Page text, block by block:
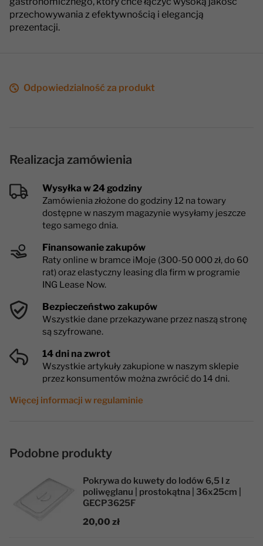
przechowywania z efektywnością i elegancją
prezentacji.
Odpowiedzialność za produkt
Realizacja zamówienia
Wysyłka w 24 godziny
Zamówienia złożone do godziny 12 na towary
dostępne w naszym magazynie wysyłamy jeszcze
tego samego dnia.
Finansowanie zakupów
Raty online w bramce iMoje (300-50 000 zł, do 60
rat) oraz elastyczny leasing dla firm w programie
ING Lease Now.
Bezpieczeństwo zakupów
Wszystkie dane przekazywane przez naszą stronę
są szyfrowane.
14 dni na zwrot
Wszystkie artykuły zakupione w naszym sklepie
przez konsumentów można zwrócić do 14 dni.
Więcej informacji w regulaminie
Podobne produkty
Pokrywa do kuwety do lodów 6,5 l z
poliwęglanu | prostokątna | 36x25cm |
GECP3625F
20,00 zł